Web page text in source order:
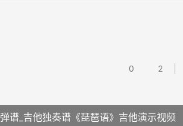
0 2
谱_吉他独奏谱《琵琶语》吉他演示视频